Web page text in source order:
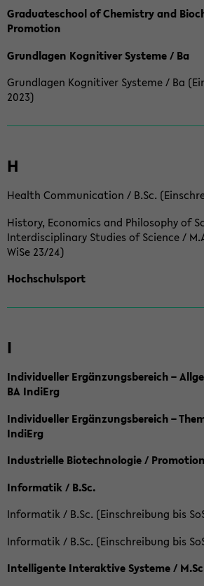
Graduateschool of Chemistry and
Promotion
Grundlagen Kognitiver Systeme / Ba
Grundlagen Kognitiver Systeme / Ba
2023)
H
Health Communication / B.Sc.
History, Economics and Philosophy of
Interdisciplinary Studies of Science /
WiSe 23/24)
Hochschulsport
I
Individueller Ergänzungsbereich –
BA IndiErg
Individueller Ergänzungsbereich –
IndiErg
Industrielle Biotechnologie / Promotion
Informatik / B.Sc.
Informatik / B.Sc. (Einschreibung bis
Informatik / B.Sc. (Einschreibung bis
Intelligente Interaktive Systeme /